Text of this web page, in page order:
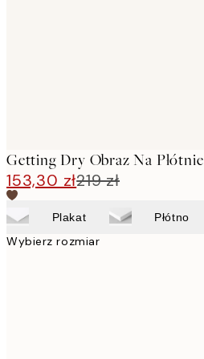
Getting Dry Obraz Na Płótnie
153,30 zł219 zł
Plakat Płótno
Wybierz rozmiar